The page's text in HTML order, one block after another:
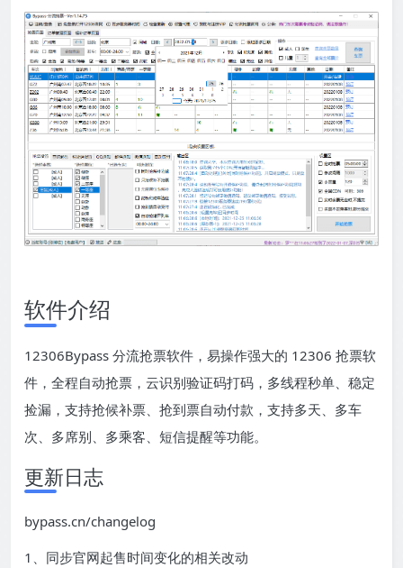
软件介绍
12306Bypass 分流抢票软件，易操作强大的 12306 抢票软
件，全程自动抢票，云识别验证码打码，多线程秒单、稳定
捡漏，支持抢候补票、抢到票自动付款，支持多天、多车
次、多席别、多乘客、短信提醒等功能。
更新日志
bypass.cn/changelog
1、同步官网起售时间变化的相关改动